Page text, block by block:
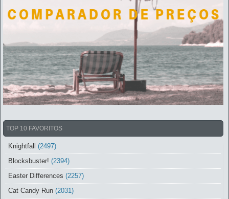
TOP 10 FAVORITOS
Knightfall (2497)
Blocksbuster! (2394)
Easter Differences (2257)
Cat Candy Run (2031)